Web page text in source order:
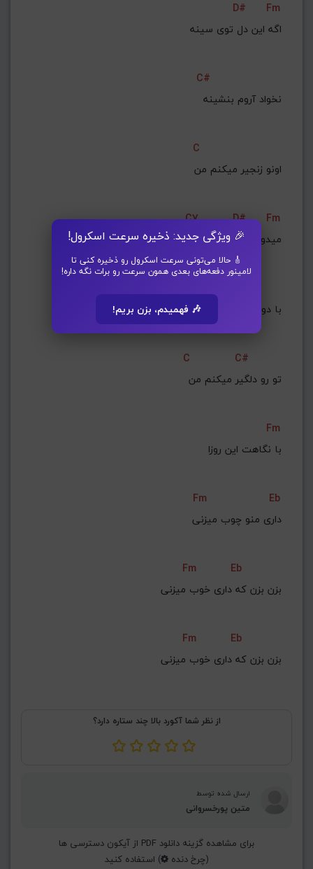
🎉 ویژگی جدید: ذخیره سرعت اسکرول!
🎸 حالا می‌تونی سرعت اسکرول رو ذخیره کنی تا
لامینور دفعه‌های بعدی همون سرعت رو برات نگه داره!
🎶 فهمیدم، بزن بریم!
D#
Fm
اگه این دل توی سینه
C#
نخواد آروم بنشینه
C
اونو زنجیر میکنم من
C7 D#
Fm
میدونم که تازگی ها
با دو رنگی های بی جا
C
C#
‌تو رو دلگیر میکنم من
Fm
با نگاهت این روزا
Fm
Eb
داری منو چوب میزنی
Fm
Eb
بزن بزن که داری خوب میزنی
Fm
Eb
بزن بزن که داری خوب میزنی
از نظر شما آکورد بالا چند ستاره دارد؟
ارسال شده توسط
متین پورخسروانی
برای مشاهده گزینه دانلود PDF از آیکون دسترسی ها
(چرخ دنده ) استفاده کنید